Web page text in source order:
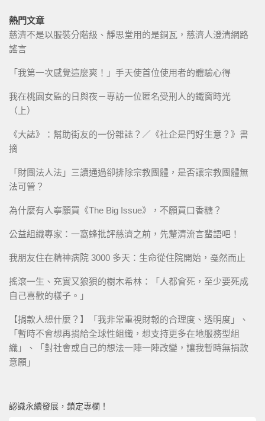
熱門文章
慈濟不是以服裝分階級、靜思堂用的是銅瓦，慈濟人澄清網路
謠言
「我第一次感覺這麼爽！」手天使首位使用者的體驗心得
我在桃園女監的日與夜－專訪一位匿名受刑人的鐵窗時光
（上）
《大誌》：幫助街友的一份雜誌？／《社企是門好生意？》書
摘
「財團法人法」三讀通過卻排除宗教團體，是否讓宗教團體無
法可管？
為什麼有人寧願買《The Big Issue》，不願買口香糖？
公益組織專家：一窩蜂批評慈濟之前，先釐清流言蜚語吧！
我朋友住在精神病院 3000 多天：生命從住院開始，戞然而止
搖滾一生、充實又狼狽的樹木希林：「人都會死，至少要死成
自己喜歡的樣子。」
【捐款人想什麼？】「我非常重視財報的合理度、透明度」、
「暫時不會想再捐給全球性組織，想支持更多在地服務型組
織」、「對社會或自己的想法一陣一陣改變，讓我暫時無捐款
意願」
認識永續發展，鎖定專欄！